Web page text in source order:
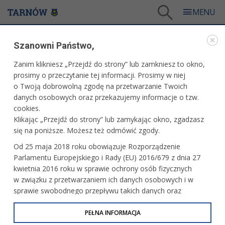
Grupa Azoty SPR Tarnów - MMTS Kwidzyn
WARTO ZOBACZYĆ
GRUPA AZOTY SPR TARNÓW - MMTS KWIDZYN
11.11.2020, 15:37 11 listopada 2020 r. fot. Artur Gawle
PRZECZYTAJ O MECZU
Szanowni Państwo,
Zanim klikniesz „Przejdź do strony” lub zamkniesz to okno,
prosimy o przeczytanie tej informacji. Prosimy w niej
o Twoją dobrowolną zgodę na przetwarzanie Twoich
danych osobowych oraz przekazujemy informacje o tzw.
cookies.
Klikając „Przejdź do strony” lub zamykając okno, zgadzasz
się na poniższe. Możesz też odmówić zgody.
Od 25 maja 2018 roku obowiązuje Rozporządzenie
Parlamentu Europejskiego i Rady (EU) 2016/679 z dnia 27
kwietnia 2016 roku w sprawie ochrony osób fizycznych
w związku z przetwarzaniem ich danych osobowych i w
sprawie swobodnego przepływu takich danych oraz
uchylenia dyrektywy 95/46/WE (określane jako RODO, GDPR
lub Ogólne Rozporządzenie o Ochronie Danych
PEŁNA INFORMACJA